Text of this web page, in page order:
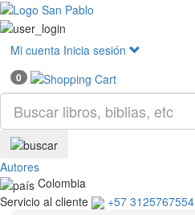
Mi cuenta Inicia sesión
0
Autores
Colombia
Servicio al cliente
+57 3125767554